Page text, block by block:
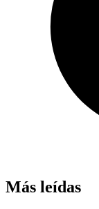
Más leídas